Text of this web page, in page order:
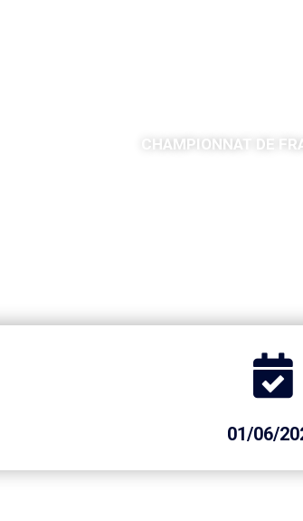
CHAMPIONNAT DE
01/06/